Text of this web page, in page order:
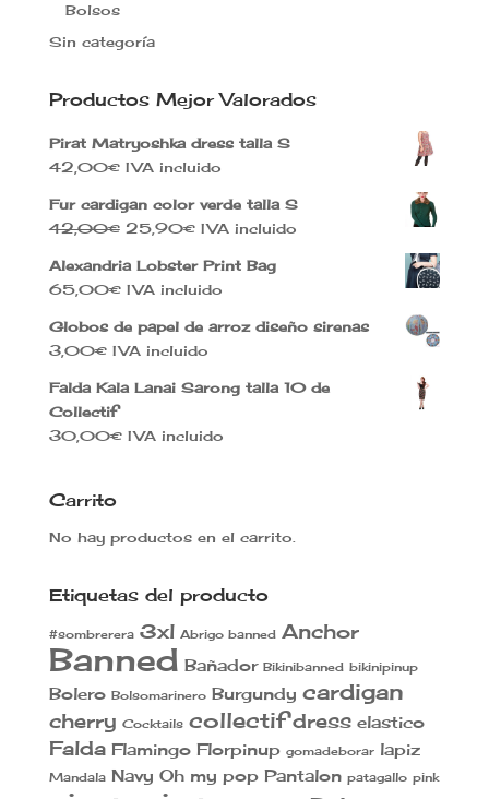
Bolsos
Sin categoría
Productos Mejor Valorados
Pirat Matryoshka dress talla S
42,00€ IVA incluido
Fur cardigan color verde talla S
42,00€ El
original
era:
42,00€.
25,90€El
actual
es:
25,90€.
IVA incluido
Alexandria Lobster Print Bag
65,00€ IVA incluido
Globos de papel de arroz diseño sirenas
3,00€ IVA incluido
Falda Kala Lanai Sarong talla 10 de
Collectif
30,00€ IVA incluido
Carrito
No hay productos en el carrito.
Etiquetas del producto
#sombrerera 3xl Abrigo banned Anchor
Banned Bañador Bikinibanned bikinipinup
Bolero Bolsomarinero Burgundy cardigan
cherry Cocktails collectif dress elastico
Falda Flamingo Florpinup gomadeborar lapiz
Mandala Navy Oh my pop Pantalon patagallo pink